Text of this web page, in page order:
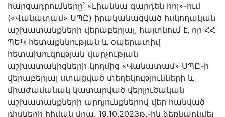
հարցադրումները՝ «Լիաննա գարդեն հոլ»-ում
(«Վանատամ» ՍՊԸ) իրականացված հսկողական
աշխատանքների վերաբերյալ, հայտնում է, որ ՀՀ
ՊԵԿ հետաքննության և օպերատիվ
հետախուզության վարչության
աշխատակիցների կողմից «Վանատամ» ՍՊԸ-ի
վերաբերյալ ստացված տեղեկությունների և
միաժամանակ կատարված վերլուծական
աշխատանքների արդյունքներով վեր հանված
ռիսկերի հիման վրա, 19.10.2023թ.-ին ձեռնարկվել